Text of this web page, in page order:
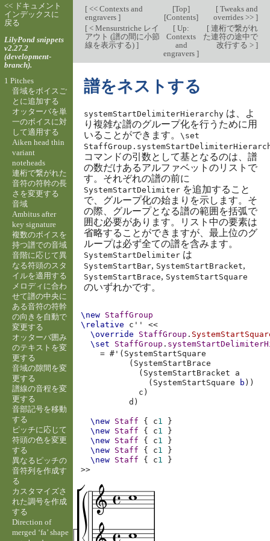
[<< Contexts and
engravers ]
[Top]
[Contents]
[Tweaks and
overrides >> ]
[< Mensurstriche レイ
アウト (譜の間に小節
線を表示する) ]
[ Up:
Contexts
and
engravers]
[連桁で繋がれ
た連符の途中で
改行する > ]
譜をネストする
systemStartDelimiterHierarchyは、よ
り複雑な譜のグループ化を行うために用
いることができます。 \set
コマンドの引数として基となるのは、譜
の数だけあるアルファベットのリストで
す。それぞれの譜の前に
SystemStartDelimiterを追加すること
で、グループ化の始まりを示します。そ
の際、グループとなる譜の範囲を括弧で
囲む必要があります。リスト中の要素は
省略することができますが、最上位のグ
ループは必ず全ての譜を含みます。
SystemStartDelimiterは
SystemStartBar, SystemStartBracket,
SystemStartBrace, SystemStartSquare
のいずれかです。
\new StaffGroup
\relative
c''
<<
\override
StaffGroup .
\set
StaffGroup .
= # ' ( SystemStartSquare
( SystemStartBrace
( SystemStartBracket
a
( SystemStartSquare b ))
c )
d )
\new Staff { c1
}
\new Staff { c1
}
\new Staff { c1
}
\new Staff { c1
}
\new Staff { c1
}
>>
<< ドキュメント
インデックスに
戻る
LilyPond snippets
v2.27.2
(development-
branch).
1 Pitches
音域をボイスご
とに追加する
オッターバを単
一のボイスに対
して適用する
Aiken head thin
variant
noteheads
連桁で繋がれた
音符の符幹の長
さを変更する
音域
Ambitus after
key signature
複数のボイスを
持つ譜での音域
音階に応じて異
なる符頭のスタ
イルを適用する
メロディに合わ
せて譜の中央に
ある音符の符幹
の向きを自動で
変更する
オッターバ囲み
のテキストを変
更する
音域の隙間を変
更する
譜線の音程を変
更する
音部記号を移動
する
ピッチに応じて
符頭の色を変更
する
異なるピッチの
音符列を作成す
る
カスタマイズさ
れた調号を作成
する
Direction of
merged ‘fa’ shape